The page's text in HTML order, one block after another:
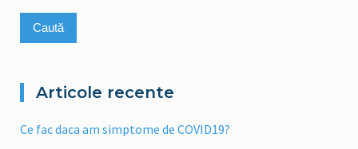
Articole recente
Ce fac daca am simptome de COVID19?